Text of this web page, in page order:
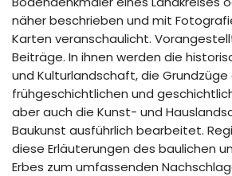
näher beschrieben und mit
Karten veranschaulicht.
Beiträge. In ihnen werden die
und Kulturlandschaft, die
frühgeschichtlichen und
aber auch die Kunst- und
Baukunst ausführlich bearbeitet.
diese Erläuterungen des baulichen
Erbes zum umfassenden